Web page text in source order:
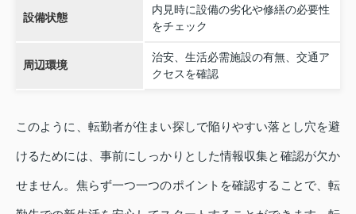
設備状態
内見時に設備の劣化や修繕の必要性
をチェック
周辺環境
治安、生活必需施設の有無、交通ア
クセスを確認
このように、転勤者が住まい探しで陥りやすい落とし穴を避
けるためには、事前にしっかりとした情報収集と確認が欠か
せません。焦らず一つ一つのポイントを確認することで、転